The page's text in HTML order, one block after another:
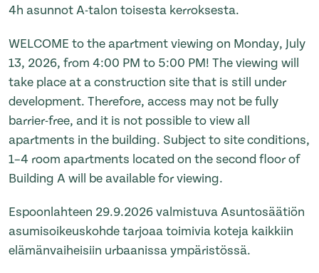
4h asunnot A-talon toisesta kerroksesta.
WELCOME to the apartment viewing on Monday, July
13, 2026, from 4:00 PM to 5:00 PM! The viewing will
take place at a construction site that is still under
development. Therefore, access may not be fully
barrier-free, and it is not possible to view all
apartments in the building. Subject to site conditions,
1–4 room apartments located on the second floor of
Building A will be available for viewing.
Espoonlahteen 29.9.2026 valmistuva Asuntosäätiön
asumisoikeuskohde tarjoaa toimivia koteja kaikkiin
elämänvaiheisiin urbaanissa ympäristössä.